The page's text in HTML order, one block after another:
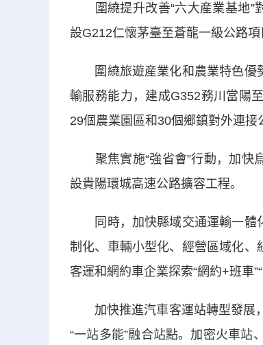
圍繞提升改善“六大産業基地”
設G212仁懷茅臺至蒼龍一級公路項
圍繞旅遊産業化和農業特色優
輸服務能力，建成G352務川當陽
29個農業園區和30個鄉鎮對外連接
聚焦實施“強省會”行動，加快
設貴陽環城高速公路擴容工程。
同時，加快縣域交通運輸一體
制化、車輛小型化、經營區域化
客運和網約車企業探索“網約+班車
加快推進汽車客運站轉型發展，
“一站多能”融合站點。加密火車